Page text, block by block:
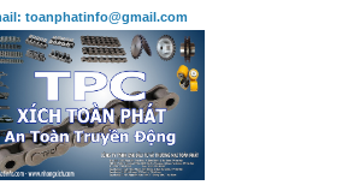
toanphatinfo@gmail.com